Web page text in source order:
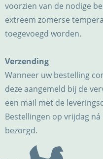
voorzien van de nodige
extreem zomerse
toegevoegd worden.
Verzending
Wanneer uw bestelling
deze aangemeld bij de
een mail met de
Bestellingen op vrijdag
bezorgd.